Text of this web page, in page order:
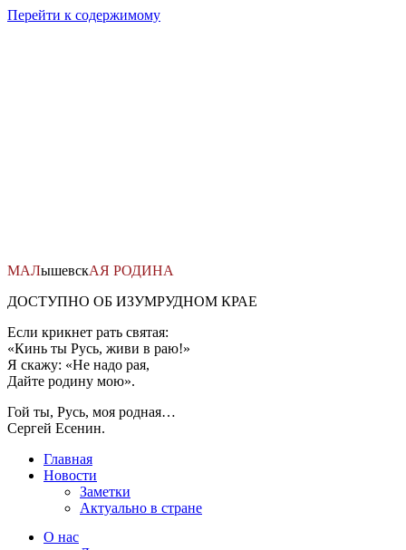
Перейти к содержимому
МАЛышевскАЯ РОДИНА
ДОСТУПНО ОБ ИЗУМРУДНОМ КРАЕ
Если крикнет рать святая:
«Кинь ты Русь, живи в раю!»
Я скажу: «Не надо рая,
Дайте родину мою».
Гой ты, Русь, моя родная…
Сергей Есенин.
Главная
Новости
Заметки
Актуально в стране
О нас